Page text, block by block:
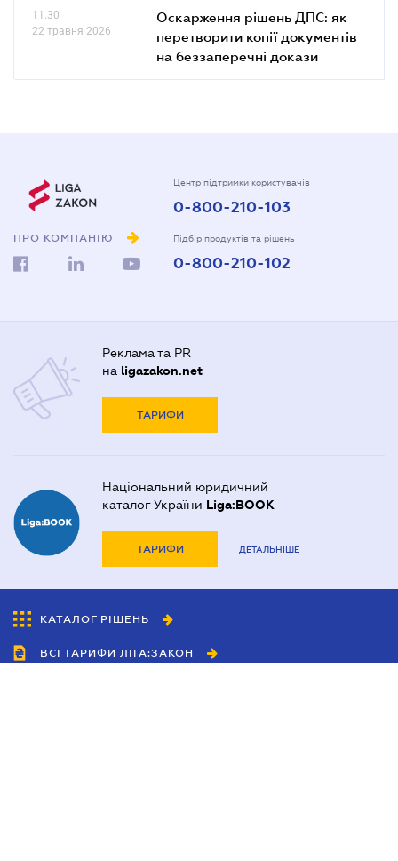
11.30
22 травня 2026
Оскарження рішень ДПС: як
перетворити копії документів
на беззаперечні докази
ПРО КОМПАНІЮ
Центр підтримки користувачів
0-800-210-103
Підбір продуктів та рішень
0-800-210-102
Реклама та PR
на ligazakon.net
ТАРИФИ
Національний юридичний
каталог України Liga:BOOK
ТАРИФИ ДЕТАЛЬНІШЕ
КАТАЛОГ РІШЕНЬ
ВСІ ТАРИФИ ЛІГА:ЗАКОН